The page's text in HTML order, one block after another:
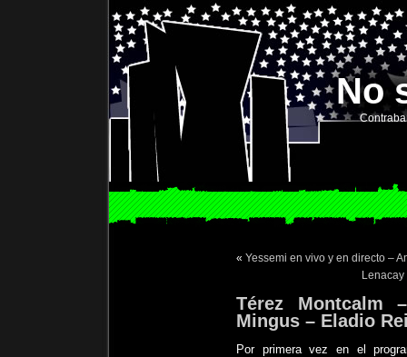
No
« Yessemi en vivo y en directo –
Térez Montcalm
Mingus – Eladio
Por primera vez en el